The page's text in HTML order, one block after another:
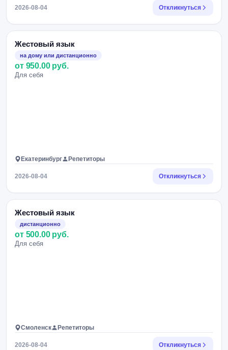
2026-08-04 Откликнуться
Жестовый язык
на дому или дистанционно
от 950.00 руб.
Для себя
Екатеринбург Репетиторы
2026-08-04 Откликнуться
Жестовый язык
дистанционно
от 500.00 руб.
Для себя
Смоленск Репетиторы
2026-08-04 Откликнуться